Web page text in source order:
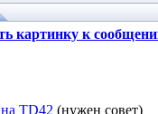
картинку к
TD42 (нужен совет)